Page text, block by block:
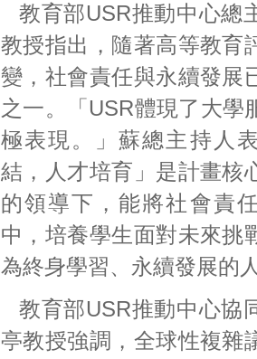
教育部USR推動中心總
教授指出，隨著高等教育
變，社會責任與永續發展
之一。「USR體現了大學
極表現。」蘇總主持人
結，人才培育」是計畫核
的領導下，能將社會責
中，培養學生面對未來挑
為終身學習、永續發展的
教育部USR推動中心協
亭教授強調，全球性複雜